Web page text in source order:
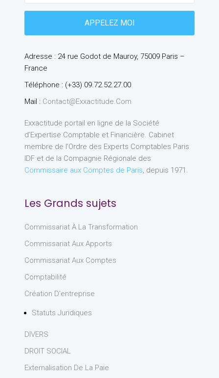
Adresse : 24 rue Godot de Mauroy, 75009 Paris –
France
Téléphone : (+33) 09.72.52.27.00
Mail : Contact@exxactitude.com
Exxactitude portail en ligne de la Société
d’Expertise Comptable et Financière. Cabinet
membre de l’Ordre des Experts Comptables Paris
IDF et de la Compagnie Régionale des
Commissaire aux Comptes de Paris, depuis 1971.
Les Grands sujets
Commissariat À La Transformation
Commissariat Aux Apports
Commissariat Aux Comptes
Comptabilité
Création D'entreprise
Statuts Juridiques
DIVERS
DROIT SOCIAL
Externalisation De La Paie